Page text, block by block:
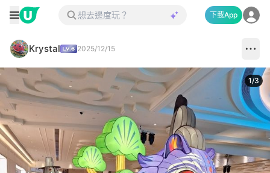
下載App
Krystal 2025/12/15
1/3